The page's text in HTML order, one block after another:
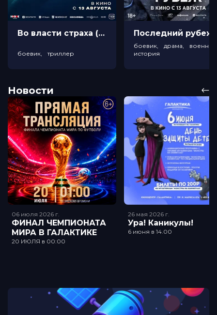
Во власти страха (18+)
боевик, триллер
боевик, драма,
история
Новости
06 июля 2026 г.
ФИНАЛ ЧЕМПИОНАТА
МИРА В ГАЛАКТИКЕ
20 ИЮЛЯ в 00:00
26 мая 2026 г.
Ура! Каникулы!
6 июня в 14.00